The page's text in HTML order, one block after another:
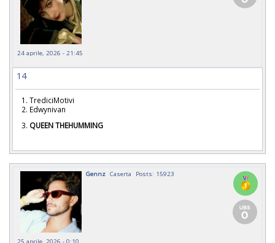
24 aprile, 2026 - 21:45
14
1. TrediciMotivi
2. Edwynivan
3. QUEEN THEHUMMING
Gennz Caserta Posts: 15923